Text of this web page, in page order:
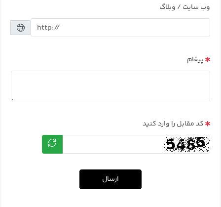
وب سایت / وبلاگ
پیغام
کد مقابل را وارد کنید
ارسال